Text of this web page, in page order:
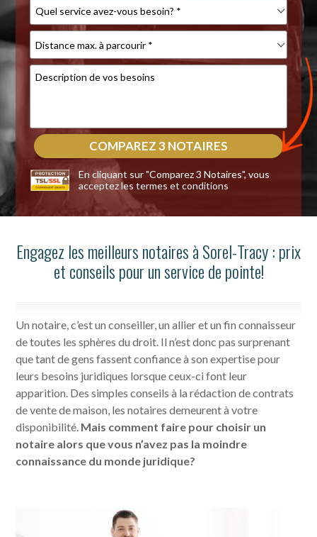
En cliquant sur "Comparez 3 Notaires", vous
acceptez lestermes et conditions
Engagez les meilleurs notaires à Sorel-Tracy : prix
et conseils pour un service de pointe!
Un notaire, c’est un conseiller, un allier et un fin connaisseur
de toutes les sphères du droit. Il n’est donc pas surprenant
que tant de gens fassent confiance à son expertise pour
leurs besoins juridiques lorsque ceux-ci font leur
apparition. Des simples conseils à la rédaction de contrats
de vente de maison, les notaires demeurent à votre
disponibilité. Mais comment faire pour choisir un
notaire alors que vous n’avez pas la moindre
connaissance du monde juridique?